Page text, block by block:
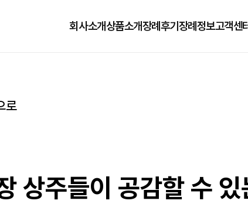
회사소개상품소개장례후기 장례정보고객센
로
상주들이 공감할 수